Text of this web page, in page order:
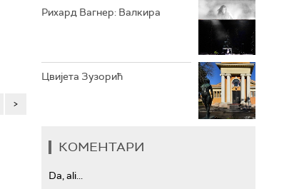
>
Рихард Вагнер: Валкира
Цвијета Зузорић
КОМЕНТАРИ
Da, ali...